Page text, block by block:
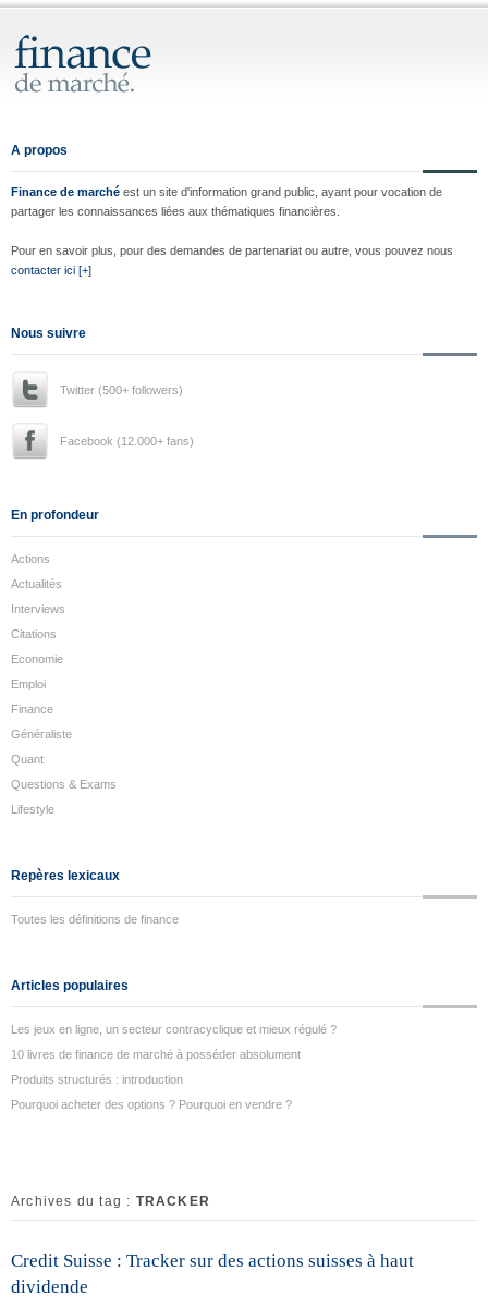
A propos
Finance de marché est un site d'information grand public, ayant pour vocation de
partager les connaissances liées aux thématiques financières.
Pour en savoir plus, pour des demandes de partenariat ou autre, vous pouvez nous
contacter ici [+]
Nous suivre
Twitter (500+ followers)
Facebook (12.000+ fans)
En profondeur
Actions
Actualités
Interviews
Citations
Economie
Emploi
Finance
Généraliste
Quant
Questions & Exams
Lifestyle
Repères lexicaux
Toutes les définitions de finance
Articles populaires
Les jeux en ligne, un secteur contracyclique et mieux régulé ?
10 livres de finance de marché à posséder absolument
Produits structurés : introduction
Pourquoi acheter des options ? Pourquoi en vendre ?
Archives du tag : TRACKER
Credit Suisse : Tracker sur des actions suisses à haut
dividende